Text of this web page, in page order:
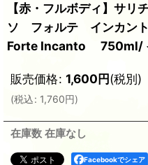
【赤・フルボディ】サ
ソ フォルテ インカン
Forte Incanto 750ml/
販売価格: 1,600円(税別)
(税込: 1,760円)
在庫数 在庫なし
Facebookでシェア